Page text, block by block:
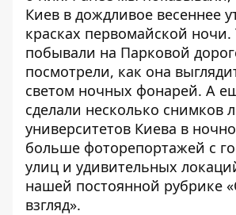
Киев в дождливое весеннее
красках первомайской ночи.
побывали на Парковой
посмотрели, как она
светом ночных фонарей. А
сделали несколько снимков
университетов Киева в
больше фоторепортажей с
улиц и удивительных
нашей постоянной рубрике «
взгляд».